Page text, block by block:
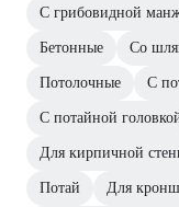
С грибовидной
Бетонные Со
Потолочные С
С потайной
Для кирпичной
Потай Для